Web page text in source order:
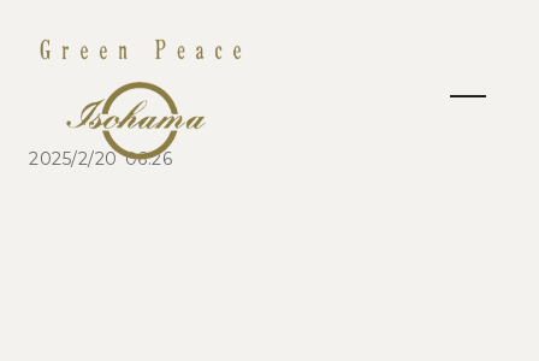
2025/2/20 06:26